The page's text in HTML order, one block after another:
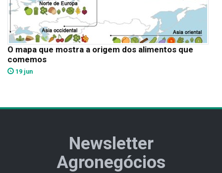
O mapa que mostra a origem dos alimentos que
comemos
19 jun
Newsletter
Agronegócios